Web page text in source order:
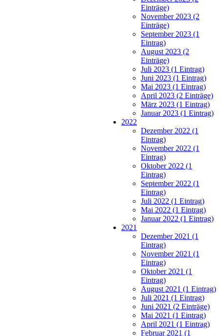
Einträge)
November 2023 (2
Einträge)
September 2023 (1
Eintrag)
August 2023 (2
Einträge)
Juli 2023 (1 Eintrag)
Juni 2023 (1 Eintrag)
Mai 2023 (1 Eintrag)
April 2023 (2 Einträge)
März 2023 (1 Eintrag)
Januar 2023 (1 Eintrag)
2022
Dezember 2022 (1
Eintrag)
November 2022 (1
Eintrag)
Oktober 2022 (1
Eintrag)
September 2022 (1
Eintrag)
Juli 2022 (1 Eintrag)
Mai 2022 (1 Eintrag)
Januar 2022 (1 Eintrag)
2021
Dezember 2021 (1
Eintrag)
November 2021 (1
Eintrag)
Oktober 2021 (1
Eintrag)
August 2021 (1 Eintrag)
Juli 2021 (1 Eintrag)
Juni 2021 (2 Einträge)
Mai 2021 (1 Eintrag)
April 2021 (1 Eintrag)
Februar 2021 (1